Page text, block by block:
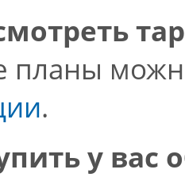
планы
.
у вас